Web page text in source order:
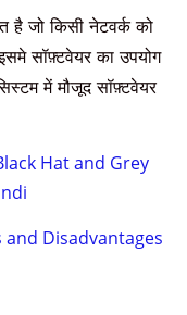
है जो किसी नेटवर्क को
सॉफ़्टवेयर का उपयोग
में मौजूद सॉफ़्टवेयर
Hat and Grey
and Disadvantages